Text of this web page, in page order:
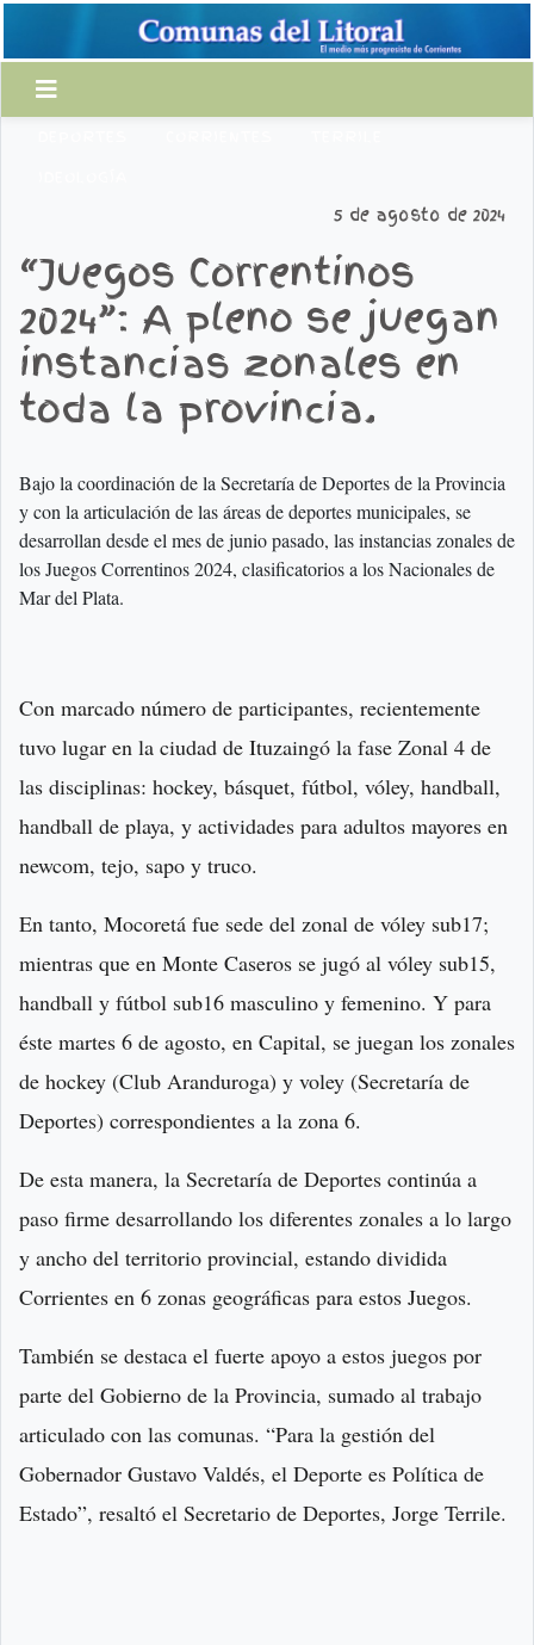
5 de agosto de 2024
“Juegos Correntinos
2024”: A pleno se juegan
instancias zonales en
toda la provincia.
Bajo la coordinación de la Secretaría de Deportes de la Provincia
y con la articulación de las áreas de deportes municipales, se
desarrollan desde el mes de junio pasado, las instancias zonales de
los Juegos Correntinos 2024, clasificatorios a los Nacionales de
Mar del Plata.
Con marcado número de participantes, recientemente
tuvo lugar en la ciudad de Ituzaingó la fase Zonal 4 de
las disciplinas: hockey, básquet, fútbol, vóley, handball,
handball de playa, y actividades para adultos mayores en
newcom, tejo, sapo y truco.
En tanto, Mocoretá fue sede del zonal de vóley sub17;
mientras que en Monte Caseros se jugó al vóley sub15,
handball y fútbol sub16 masculino y femenino. Y para
éste martes 6 de agosto, en Capital, se juegan los zonales
de hockey (Club Aranduroga) y voley (Secretaría de
Deportes) correspondientes a la zona 6.
De esta manera, la Secretaría de Deportes continúa a
paso firme desarrollando los diferentes zonales a lo largo
y ancho del territorio provincial, estando dividida
Corrientes en 6 zonas geográficas para estos Juegos.
También se destaca el fuerte apoyo a estos juegos por
parte del Gobierno de la Provincia, sumado al trabajo
articulado con las comunas. “Para la gestión del
Gobernador Gustavo Valdés, el Deporte es Política de
Estado”, resaltó el Secretario de Deportes, Jorge Terrile.